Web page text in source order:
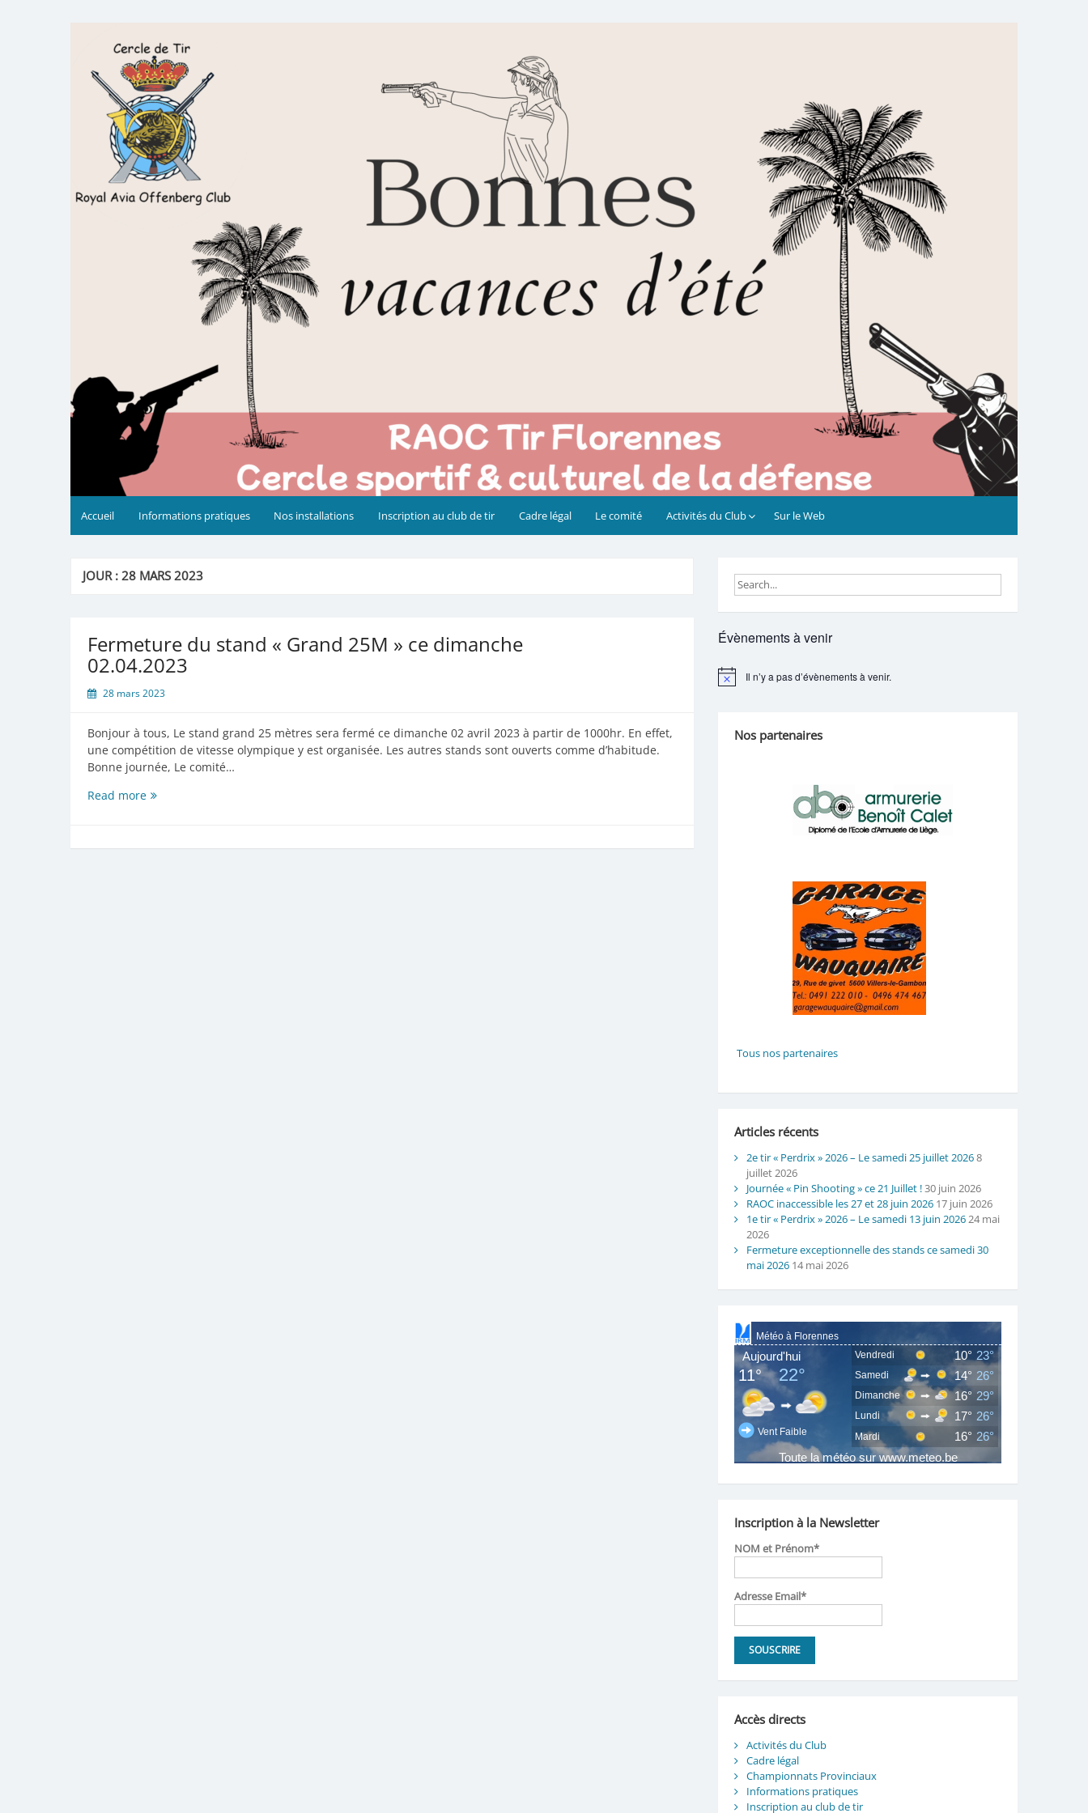
Royal AOC Florennes
Section TIR de l'AVIA
Accueil Informations pratiques Nos installations Inscription au club de tir Cadre légal Le comité Activités du Club Sur le Web
JOUR :28 MARS 2023
Fermeture du stand « Grand 25M » ce dimanche
02.04.2023
28 mars 2023
Bonjour à tous, Le stand grand 25 mètres sera fermé ce dimanche 02 avril 2023 à partir de 1000hr. En effet,
une compétition de vitesse olympique y est organisée. Les autres stands sont ouverts comme d’habitude.
Bonne journée, Le comité…
Read moreFermeture
« Grand
Évènements à venir
Notice Il n’y a pas d’évènements à venir.
Nos partenaires
Tous nos partenaires
Articles récents
2e tir « Perdrix » 2026 – Le samedi 25 juillet 20268
juillet 2026
Journée « Pin Shooting » ce 21 Juillet !30 juin 2026
RAOC inaccessible les 27 et 28 juin 2026 17 juin 2026
1e tir « Perdrix » 2026 – Le samedi 13 juin 202624 mai
2026
Fermeture exceptionnelle des stands ce samedi 30
mai 2026 14 mai 2026
Inscription à la Newsletter
NOM et Prénom*
Adresse Email*
Accès directs
Activités du Club
Cadre légal
Championnats Provinciaux
Informations pratiques
Inscription au club de tir